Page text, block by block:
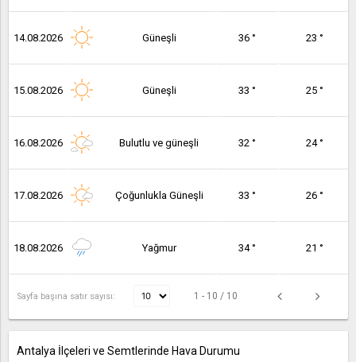
14.08.2026 Güneşli 36 ° 23 °
15.08.2026 Güneşli 33 ° 25 °
16.08.2026 Bulutlu ve güneşli 32 ° 24 °
17.08.2026 Çoğunlukla Güneşli 33 ° 26 °
18.08.2026 Yağmur 34 ° 21 °
Sayfa başına satır sayısı: 1 - 10 / 10
Antalya İlçeleri ve Semtlerinde Hava Durumu